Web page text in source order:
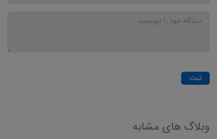
ثبت
وبلاگ های مشابه